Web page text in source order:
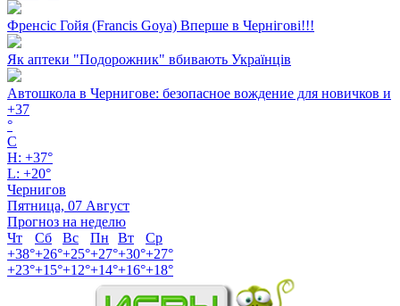
Френсіс Гойя (Francis Goya) Вперше в Чернігові!!!
Як аптеки "Подорожник" вбивають Українців
Автошкола в Чернигове: безопасное вождение для новичков и
+37
°
C
H: +37°
L: +20°
Чернигов
Пятница, 07 Август
Прогноз на неделю
Чт
Сб Вс Пн Вт
Ср
+38°+26°+25°+27°+30°+27°
+23°+15°+12°+14°+16°+18°